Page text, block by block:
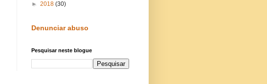
► 2018 (30)
Denunciar abuso
Pesquisar neste blogue